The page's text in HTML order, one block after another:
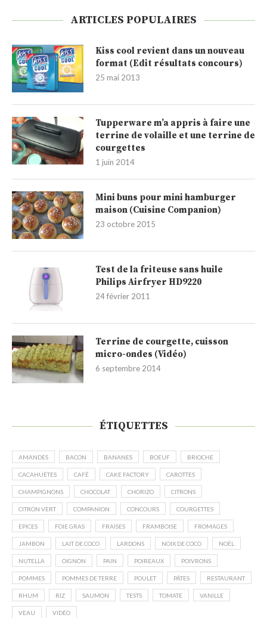
ARTICLES POPULAIRES
Kiss cool revient dans un nouveau
format (Edit résultats concours)
25 mai 2013
Tupperware m’a appris à faire une
terrine de volaille et une terrine de
courgettes
1 juin 2014
Mini buns pour mini hamburger
maison (Cuisine Companion)
23 octobre 2015
Test de la friteuse sans huile
Philips Airfryer HD9220
24 février 2011
Terrine de courgette, cuisson
micro-ondes (Vidéo)
6 septembre 2014
ÉTIQUETTES
AMANDES BACON BANANES BOEUF BRIOCHE
CACAHUÈTES CAFÉ CAKE FACTORY CAROTTES
CHAMPIGNONS CHOCOLAT CHORIZO CITRONS
CITRON VERT COMPANION CONCOURS COURGETTES
EPICES FOIE GRAS FRAISES FRAMBOISE FROMAGES
JAMBON LAIT DE COCO LARDONS NOIX DE COCO NOËL
NUTELLA OIGNON PAIN POIREAUX POIVRONS
POMMES POMMES DE TERRE POULET PÂTES RESTAURANT
RHUM RIZ SAUMON TESTS TOMATE VANILLE
VEAU VIDÉO